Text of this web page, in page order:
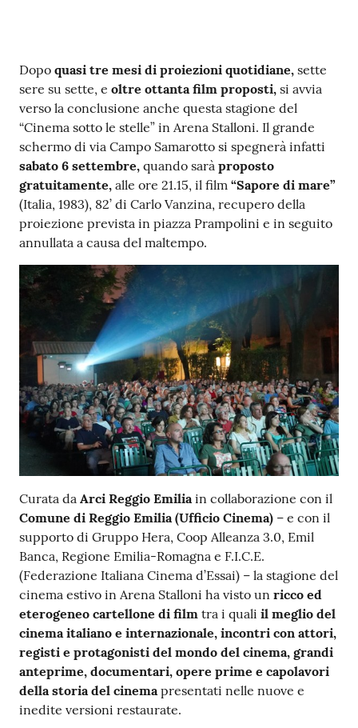
i
Seguici
su
Contenuto
Dopo quasi tre mesi di proiezioni quotidiane, sette
sere su sette, e oltre ottanta film proposti, si avvia
verso la conclusione anche questa stagione del
“Cinema sotto le stelle” in Arena Stalloni. Il grande
schermo di via Campo Samarotto si spegnerà infatti
sabato 6 settembre, quando sarà proposto
gratuitamente, alle ore 21.15, il film “Sapore di mare”
(Italia, 1983), 82’ di Carlo Vanzina, recupero della
proiezione prevista in piazza Prampolini e in seguito
annullata a causa del maltempo.
Curata da Arci Reggio Emilia in collaborazione con il
Comune di Reggio Emilia (Ufficio Cinema) – e con il
supporto di Gruppo Hera, Coop Alleanza 3.0, Emil
Banca, Regione Emilia-Romagna e F.I.C.E.
(Federazione Italiana Cinema d’Essai) – la stagione del
cinema estivo in Arena Stalloni ha visto un ricco ed
eterogeneo cartellone di film tra i quali il meglio del
cinema italiano e internazionale, incontri con attori,
registi e protagonisti del mondo del cinema, grandi
anteprime, documentari, opere prime e capolavori
della storia del cinema presentati nelle nuove e
inedite versioni restaurate.